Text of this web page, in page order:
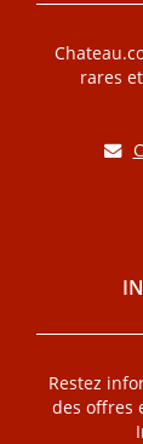
rares
Restez
des offres